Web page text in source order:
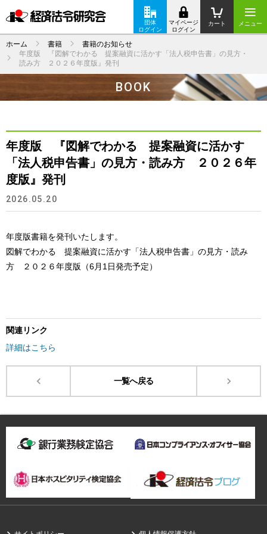
メニュー
カート
マイページ
ログイン
団体
ログイン
ホーム 書籍
書籍のお知らせ
年度版 『図解でわかる 提案融資に活かす「法人税申告書」の見方・
読み方 ２０２６年度版』発刊
BOOK
年度版 『図解でわかる 提案融資に活かす
「法人税申告書」の見方・読み方 ２０２６年
度版』発刊
2026.05.20
年度版書籍を発刊いたします。
図解でわかる 提案融資に活かす「法人税申告書」の見方・読み
方 ２０２６年度版（6月1日発売予定）
関連リンク
詳細はこちら
一覧へ戻る